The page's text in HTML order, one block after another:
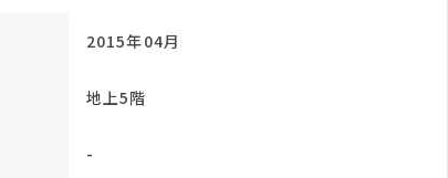
2015年04月
地上5階
-